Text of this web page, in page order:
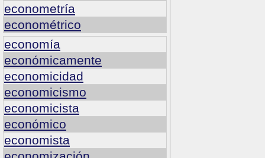
econometría
econométrico
economía
económicamente
economicidad
economicismo
economicista
económico
economista